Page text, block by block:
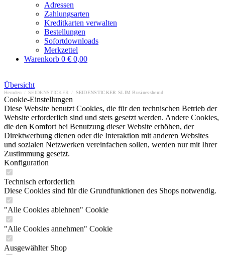
Adressen
Zahlungsarten
Kreditkarten verwalten
Bestellungen
Sofortdownloads
Merkzettel
Warenkorb 0 € 0,00
Übersicht
Hemden SEIDENSTICKER SEIDENSTICKER SLIM Businesshemd
Cookie-Einstellungen
Diese Website benutzt Cookies, die für den technischen Betrieb der
Website erforderlich sind und stets gesetzt werden. Andere Cookies,
die den Komfort bei Benutzung dieser Website erhöhen, der
Direktwerbung dienen oder die Interaktion mit anderen Websites
und sozialen Netzwerken vereinfachen sollen, werden nur mit Ihrer
Zustimmung gesetzt.
Konfiguration
Technisch erforderlich
Diese Cookies sind für die Grundfunktionen des Shops notwendig.
"Alle Cookies ablehnen" Cookie
"Alle Cookies annehmen" Cookie
Ausgewählter Shop